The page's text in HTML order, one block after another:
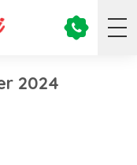
2024